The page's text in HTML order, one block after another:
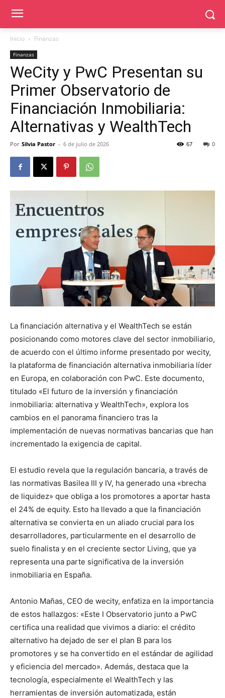
Inicio Finanzas
Finanzas
WeCity y PwC Presentan su
Primer Observatorio de
Financiación Inmobiliaria:
Alternativas y WealthTech
Por Silvia Pastor - 6 de julio de 2026 0
67
La financiación alternativa y el WealthTech se están
posicionando como motores clave del sector inmobiliario,
de acuerdo con el último informe presentado por wecity,
la plataforma de financiación alternativa inmobiliaria líder
en Europa, en colaboración con PwC. Este documento,
titulado «El futuro de la inversión y financiación
inmobiliaria: alternativa y WealthTech», explora los
cambios en el panorama financiero tras la
implementación de nuevas normativas bancarias que han
incrementado la exigencia de capital.
El estudio revela que la regulación bancaria, a través de
las normativas Basilea III y IV, ha generado una «brecha
de liquidez» que obliga a los promotores a aportar hasta
el 24% de equity. Esto ha llevado a que la financiación
alternativa se convierta en un aliado crucial para los
desarrolladores, particularmente en el desarrollo de
suelo finalista y en el creciente sector Living, que ya
representa una parte significativa de la inversión
inmobiliaria en España.
Antonio Mañas, CEO de wecity, enfatiza en la importancia
de estos hallazgos: «Este I Observatorio junto a PwC
certifica una realidad que vivimos a diario: el crédito
alternativo ha dejado de ser el plan B para los
promotores y se ha convertido en el estándar de agilidad
y eficiencia del mercado». Además, destaca que la
tecnología, especialmente el WealthTech y las
herramientas de inversión automatizada, están